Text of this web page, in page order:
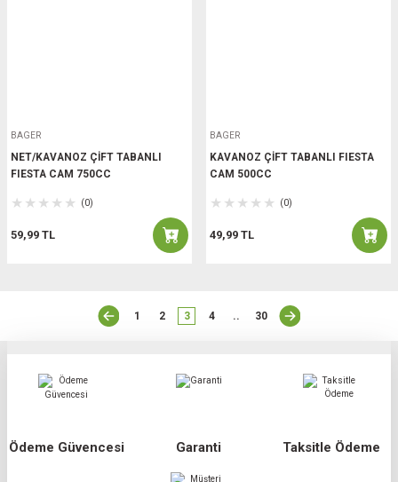
BAGER
NET/KAVANOZ ÇİFT TABANLI
FIESTA CAM 750CC
(0)
59,99 TL
BAGER
KAVANOZ ÇİFT TABANLI FIESTA
CAM 500CC
(0)
49,99 TL
1 2 3 4 .. 30
Ödeme Güvencesi Garanti Taksitle Ödeme